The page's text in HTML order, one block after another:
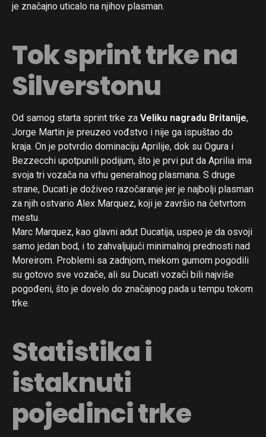
je značajno uticalo na njihov plasman.
Tok sprint trke na
Silverstonu
Od samog starta sprint trke za Veliku nagradu Britanije,
Jorge Martin je preuzeo vođstvo i nije ga ispuštao do
kraja. On je potvrdio dominaciju Aprilije, dok su Ogura i
Bezzecchi upotpunili podijum, što je prvi put da Aprilia ima
svoja tri vozača na vrhu generalnog plasmana. S druge
strane, Ducati je doživeo razočaranje jer je najbolji plasman
za njih ostvario Alex Marquez, koji je završio na četvrtom
mestu.
Marc Marquez, kao glavni adut Ducatija, uspeo je da osvoji
samo jedan bod, i to zahvaljujući minimalnoj prednosti nad
Moreirom. Problemi sa zadnjom, mekom gumom pogodili
su gotovo sve vozače, ali su Ducati vozači bili najviše
pogođeni, što je dovelo do značajnog pada u tempu tokom
trke.
Statistika i
istaknuti
pojedinci trke